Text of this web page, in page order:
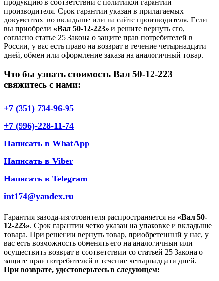
продукцию в соответствии с политикой гарантии
производителя. Срок гарантии указан в прилагаемых
документах, во вкладыше или на сайте производителя. Если
вы приобрели «Вал 50-12-223» и решите вернуть его,
согласно статье 25 Закона о защите прав потребителей в
России, у вас есть право на возврат в течение четырнадцати
дней, обмен или оформление заказа на аналогичный товар.
Что бы узнать стоимость Вал 50-12-223
свяжитесь с нами:
+7 (351) 734-96-95
+7 (996)-228-11-74
Написать в WhatApp
Написать в Viber
Написать в Telegram
int174@yandex.ru
Гарантия завода-изготовителя распространяется на «Вал 50-
12-223». Срок гарантии четко указан на упаковке и вкладыше
товара. При решении вернуть товар, приобретенный у нас, у
вас есть возможность обменять его на аналогичный или
осуществить возврат в соответствии со статьей 25 Закона о
защите прав потребителей в течение четырнадцати дней.
При возврате, удостоверьтесь в следующем: